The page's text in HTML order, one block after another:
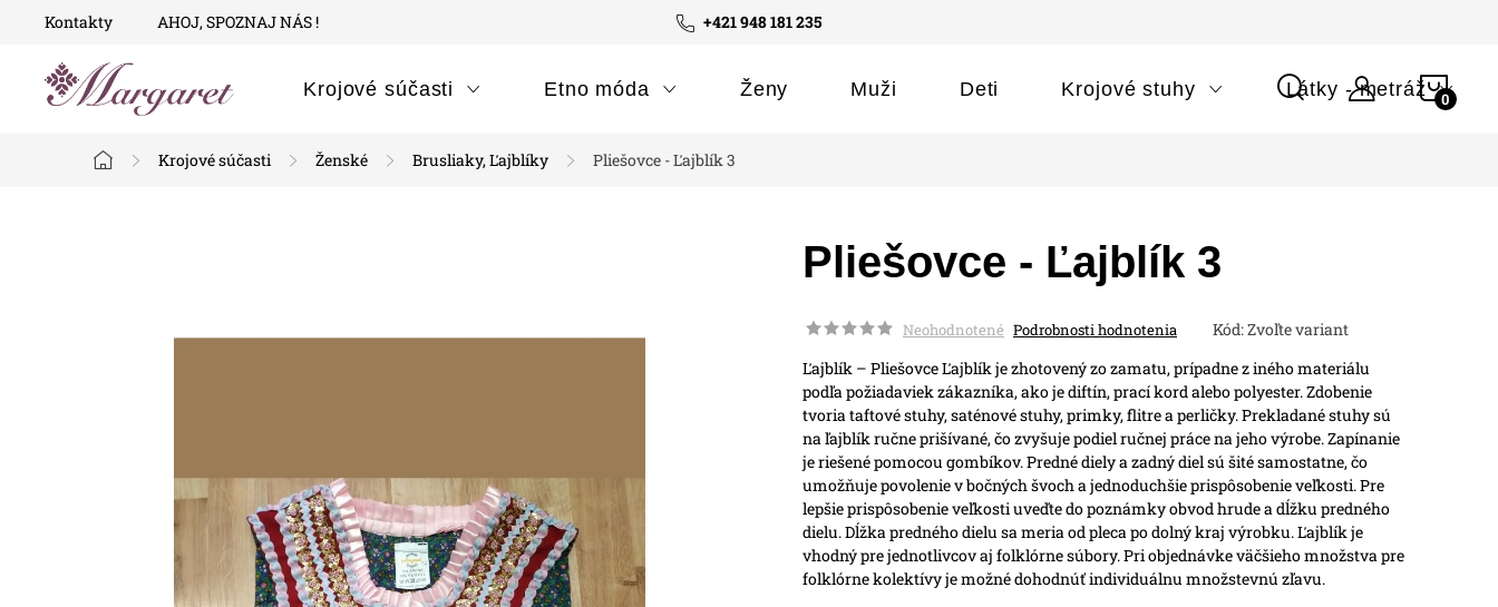
Prejsť
+421 948 181 235
Kontakty AHOJ, SPOZNAJ NÁS !
Krojové súčasti Etno móda Ženy Muži Deti Krojové stuhy Látky - metráž
Domov
Krojové súčasti Ženské Brusliaky, Ľajblíky Pliešovce - Ľajblík 3
Pliešovce - Ľajblík 3
Neohodnotené Podrobnosti hodnotenia Kód:Zvoľte variant
Ľajblík – PliešovceĽajblík je zhotovený zo zamatu, prípadne z iného materiálu
podľa požiadaviek zákazníka, ako je diftín, prací kord alebo polyester.Zdobenie
tvoria taftové stuhy, saténové stuhy, primky, flitre a perličky. Prekladané stuhy sú
na ľajblík ručne prišívané, čo zvyšuje podiel ručnej práce na jeho výrobe.Zapínanie
je riešené pomocou gombíkov. Predné diely a zadný diel sú šité samostatne, čo
umožňuje povolenie v bočných švoch a jednoduchšie prispôsobenie veľkosti.Pre
lepšie prispôsobenie veľkosti uveďte do poznámky obvod hrude a dĺžku predného
dielu. Dĺžka predného dielu sa meria od pleca po dolný kraj výrobku.Ľajblík je
vhodný pre jednotlivcov aj folklórne súbory. Pri objednávke väčšieho množstva pre
folklórne kolektívy je možné dohodnúť individuálnu množstevnú zľavu.